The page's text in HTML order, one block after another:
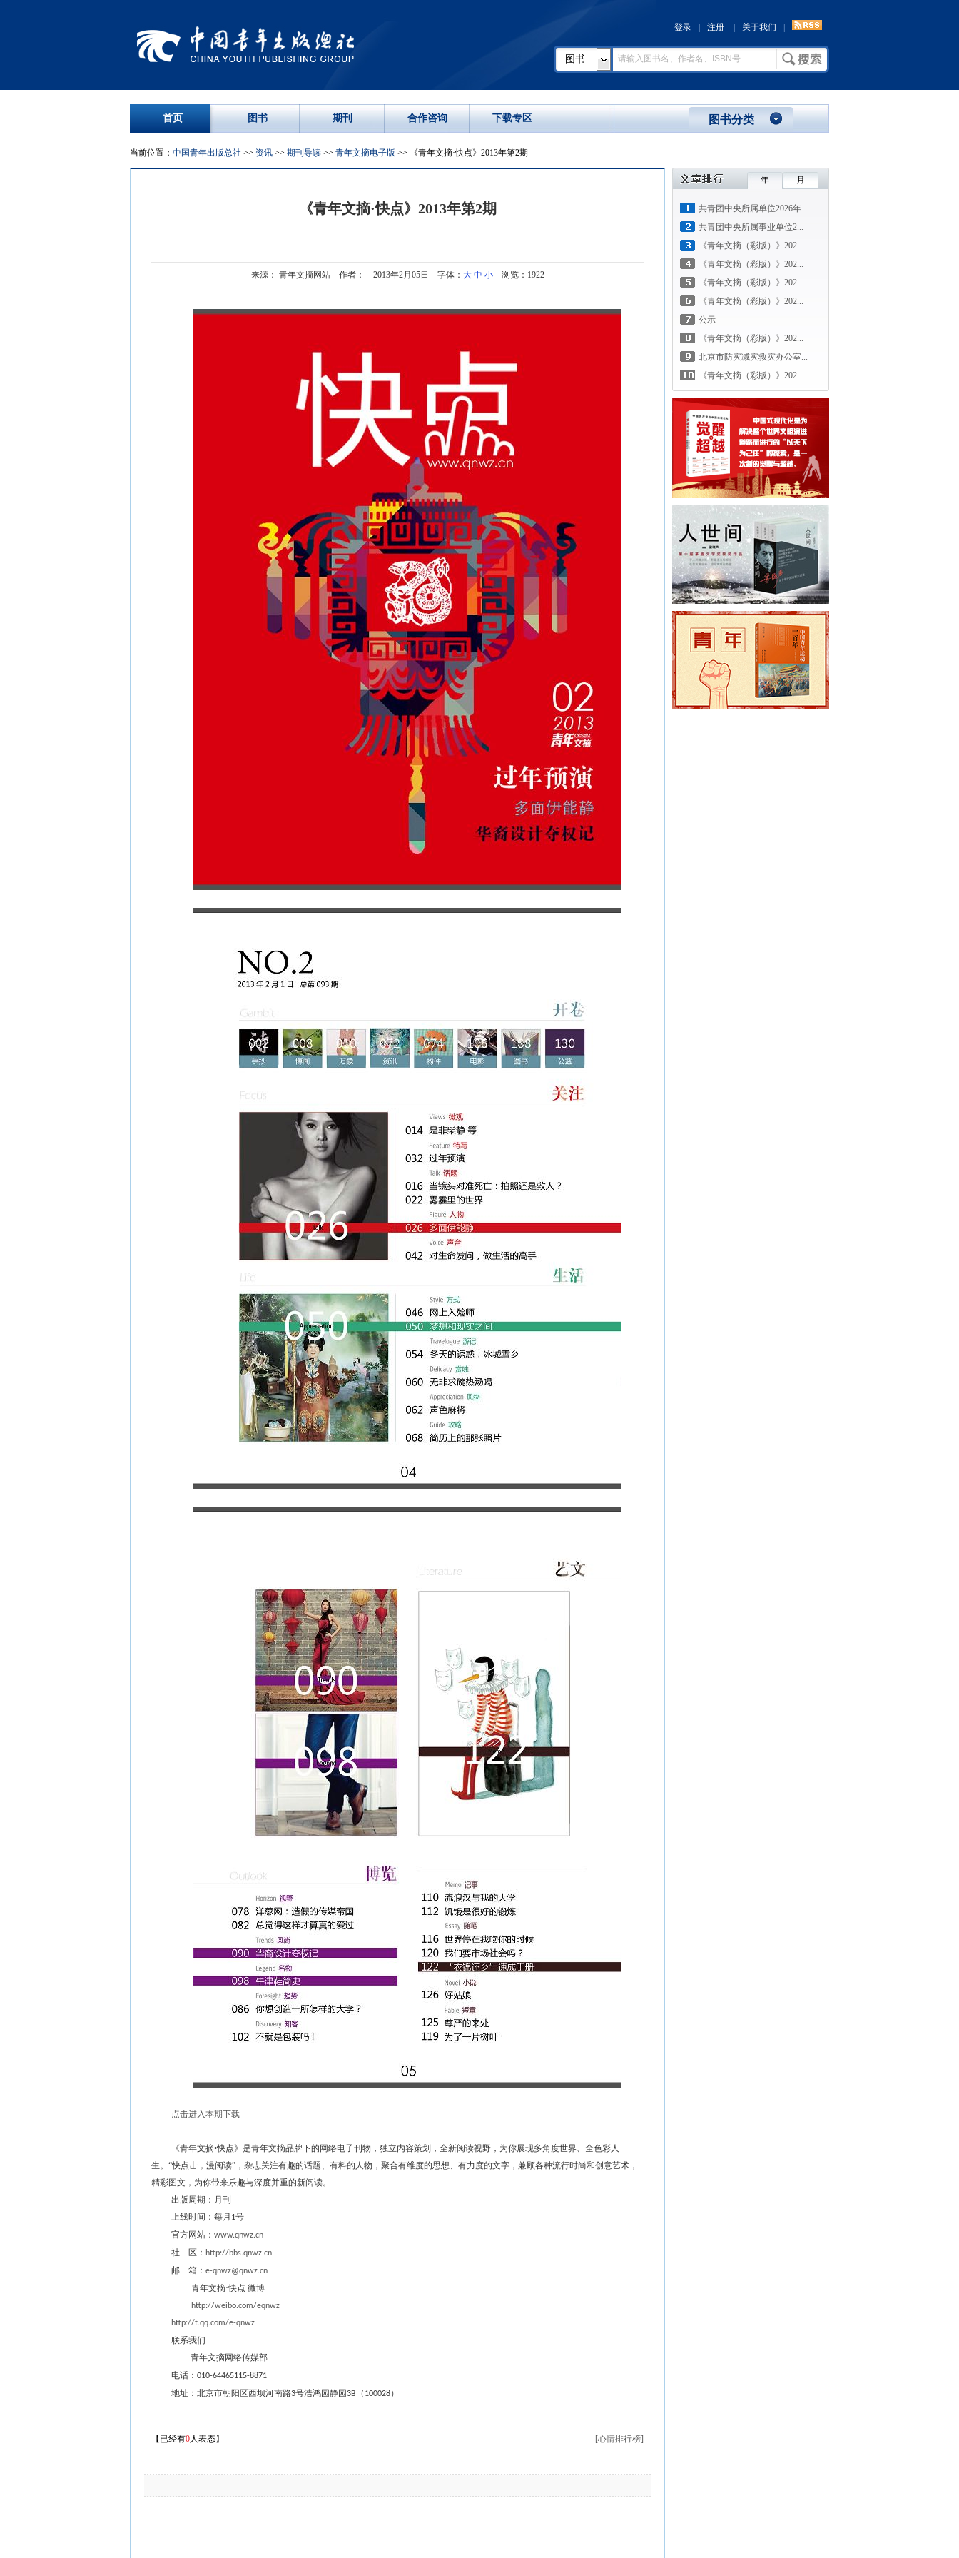
登录 注册 关于我们
图书
首页 图书 期刊 合作咨询 下载专区 图书分类
当前位置： 中国青年出版总社 >> 资讯 >> 期刊导读 >> 青年文摘电子版 >> 《青年文摘·快点》2013年第2期
《青年文摘·快点》2013年第2期
来源： 青年文摘网站 作者： 2013年2月05日 字体： 大 中 小浏览：1922
点击进入本期下载
《青年文摘•快点》是青年文摘品牌下的网络电子刊物，独立内容策划，全新阅读视野，为你展现多角度世界、全色彩人
生。“快点击，漫阅读”，杂志关注有趣的话题、有料的人物，聚合有维度的思想、有力度的文字，兼顾各种流行时尚和创意艺术，
精彩图文，为你带来乐趣与深度并重的新阅读。
出版周期：月刊
上线时间：每月 1号
官方网站： www.qnwz.cn
社 区： http://bbs.qnwz.cn
邮 箱： e-qnwz@qnwz.cn
青年文摘·快点 微博
http://weibo.com/eqnwz
http://t.qq.com/e-qnwz
联系我们
青年文摘网络传媒部
电话： 010-64465115-8871
地址：北京市朝阳区西坝河南路3号浩鸿园静园3B （ 100028）
[心情排行榜]
【已经有0人表态】
年 月
共青团中央所属单位2026年...
共青团中央所属事业单位2...
《青年文摘（彩版）》202...
《青年文摘（彩版）》202...
《青年文摘（彩版）》202...
《青年文摘（彩版）》202...
公示
《青年文摘（彩版）》202...
北京市防灾减灾救灾办公室...
《青年文摘（彩版）》202...